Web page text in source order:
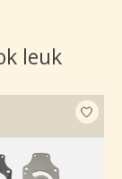
leuk